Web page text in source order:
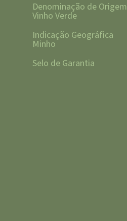
Denominação de Origem
Vinho Verde
Indicação Geográfica
Minho
Selo de Garantia